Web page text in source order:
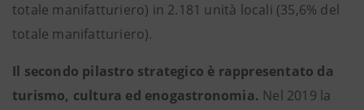
totale manifatturiero) in 2.181 unità locali (35,6% del
totale manifatturiero).
Il secondo pilastro strategico è rappresentato da
turismo, cultura ed enogastronomia. Nel 2019 la